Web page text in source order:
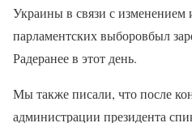
Украины в связи с изменением
парламентских выборовбыл
Радеранее в этот день.
Мы также писали, что после
администрации президента